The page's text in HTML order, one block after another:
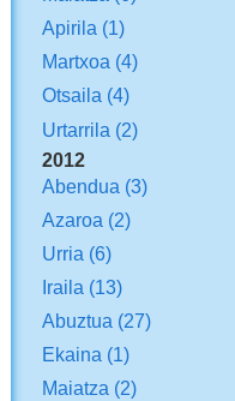
Apirila (1)
Martxoa (4)
Otsaila (4)
Urtarrila (2)
2012
Abendua (3)
Azaroa (2)
Urria (6)
Iraila (13)
Abuztua (27)
Ekaina (1)
Maiatza (2)